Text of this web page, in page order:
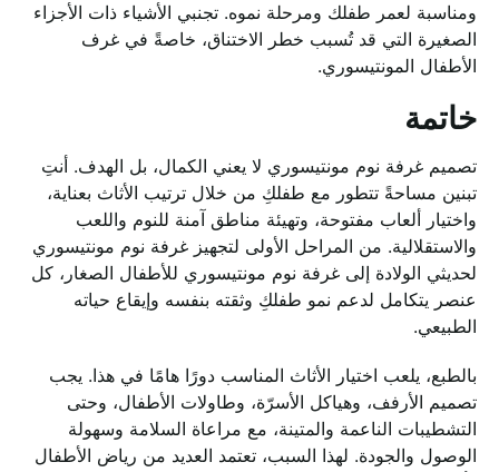
ومناسبة لعمر طفلك ومرحلة نموه. تجنبي الأشياء ذات الأجزاء
الصغيرة التي قد تُسبب خطر الاختناق، خاصةً في غرف
الأطفال المونتيسوري.
خاتمة
تصميم غرفة نوم مونتيسوري لا يعني الكمال، بل الهدف. أنتِ
تبنين مساحةً تتطور مع طفلكِ من خلال ترتيب الأثاث بعناية،
واختيار ألعاب مفتوحة، وتهيئة مناطق آمنة للنوم واللعب
والاستقلالية. من المراحل الأولى لتجهيز غرفة نوم مونتيسوري
لحديثي الولادة إلى غرفة نوم مونتيسوري للأطفال الصغار، كل
عنصر يتكامل لدعم نمو طفلكِ وثقته بنفسه وإيقاع حياته
الطبيعي.
بالطبع، يلعب اختيار الأثاث المناسب دورًا هامًا في هذا. يجب
تصميم الأرفف، وهياكل الأسرّة، وطاولات الأطفال، وحتى
التشطيبات الناعمة والمتينة، مع مراعاة السلامة وسهولة
الوصول والجودة. لهذا السبب، تعتمد العديد من رياض الأطفال